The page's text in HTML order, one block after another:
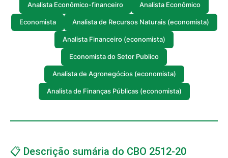
Analista Econômico-financeiro Analista Econômico
Economista Analista de Recursos Naturais (economista)
Analista Financeiro (economista)
Economista do Setor Publico
Analista de Agronegócios (economista)
Analista de Finanças Públicas (economista)
📋 Descrição sumária do CBO 2512-20